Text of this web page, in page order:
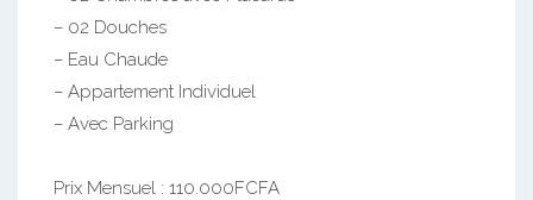
– 02 Douches
– Eau Chaude
– Appartement Individuel
– Avec Parking
Prix Mensuel : 110.000FCFA